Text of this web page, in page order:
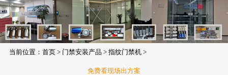
当前位置： 首页> 门禁安装产品 > 指纹门禁机>
免费看现场出方案